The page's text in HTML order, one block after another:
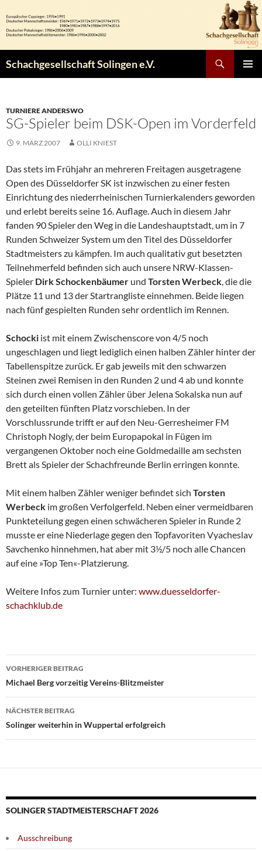
Inhalt
springen
Schachgesellschaft Solingen e.V.
TURNIERE ANDERSWO
SG-Spieler beim DSK-Open im Vorderfeld
9. MÄRZ 2007 OLLI KNIEST
Das stets im Frühjahr an mehreren Freitagen ausgetragene
Open des Düsseldorfer SK ist inzwischen zu einer festen
Einrichtung des niederrheinischen Turnierkalenders geworden
und erlebt bereits seine 16. Auflage. Auch in diesem Jahr
fanden 90 Spieler den Weg in die Landeshauptstadt, um in 7
Runden Schweizer System um den Titel des Düsseldorfer
Stadtmeisters zu kämpfen. Im auch qualitativ gut besetzten
Teilnehmerfeld befinden sich auch unsere NRW-Klassen-
Spieler Dirk Schockenbäumer und Torsten Werbeck, die die
Plätze 11 und 13 der Startrangliste einnehmen. Beide liegen
nach fünf gespielten Runden sehr ordentlich im Rennen.
Schocki ist mit einem Zwischenscore von 4/5 noch
ungeschlagen und liegt lediglich einen halben Zähler hinter der
Tabellenspitze zurück. Er gab jeweils mit den schwarzen
Steinen zwei Remisen in den Runden 2 und 4 ab und konnte
sich durch einen vollen Zähler über Jelena Sokalska nun auf
den geteilten fünften Platz vorschieben. In der
Vorschlussrunde trifft er auf den Neu-Gerresheimer FM
Christoph Nogly, der beim Europapokal in Fügen im
vergangenen Oktober noch eine Goldmedaille am sechsten
Brett als Spieler der Schachfreunde Berlin erringen konnte.
Mit einem halben Zähler weniger befindet sich Torsten
Werbeck im großen Verfolgerfeld. Neben einer vermeidbaren
Punkteteilung gegen einen schwächeren Spieler in Runde 2
musste er eine Niederlage gegen den Topfavoriten Vyacheslav
Savchenko hinnehmen, hat aber mit 3½/5 noch alle Chancen
auf eine »Top Ten«-Platzierung.
Weitere Infos zum Turnier unter: www.duesseldorfer-
schachklub.de
Beitragsnavigation
VORHERIGER BEITRAG
Michael Berg vorzeitig Vereins-Blitzmeister
NÄCHSTER BEITRAG
Solinger weiterhin in Wuppertal erfolgreich
SOLINGER STADTMEISTERSCHAFT 2026
Ausschreibung